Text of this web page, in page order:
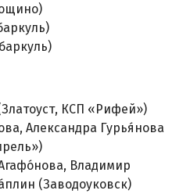
КСП «Рифей»)
Александра Гурья́нова
Владимир
(Заводоуковск)